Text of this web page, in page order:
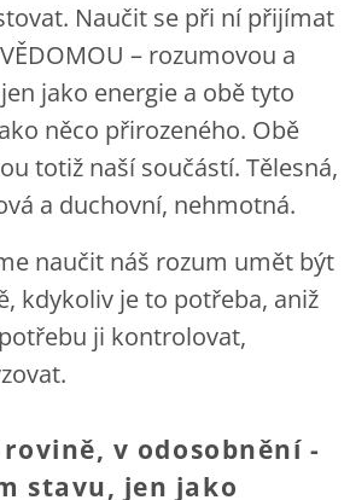
Naučit se při ní přijímat
– rozumovou a
jako energie a obě tyto
něco přirozeného. Obě
totiž naší součástí. Tělesná,
a duchovní, nehmotná.
naučit náš rozum umět být
kdykoliv je to potřeba, aniž
ji kontrolovat,
v odosobnění -
stavu, jen jako